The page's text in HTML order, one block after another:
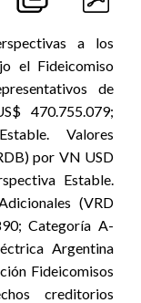
a los
el Fideicomiso
de
470.755.079;
Valores
por VN USD
Estable.
(VRD
Categoría A-
Argentina
Fideicomisos
creditorios